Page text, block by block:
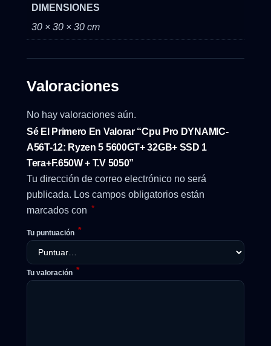
DIMENSIONES
30 × 30 × 30 cm
Valoraciones
No hay valoraciones aún.
Sé El Primero En Valorar “Cpu Pro DYNAMIC-
A56T-12: Ryzen 5 5600GT+ 32GB+ SSD 1
Tera+F.650W + T.V 5050”
Tu dirección de correo electrónico no será
publicada. Los campos obligatorios están
marcados con *
Tu puntuación *
Tu valoración *